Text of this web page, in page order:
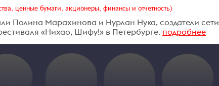
ценные бумаги, акционеры, финансы и отчетность)
Полина Марахинова и Нурлан Нука, создатели сети
«Нихао, Шифу!» в Петербурге. подробнее